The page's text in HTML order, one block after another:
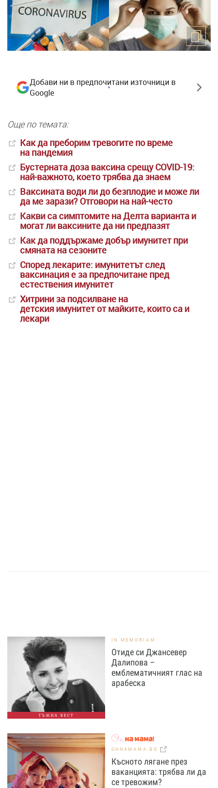
Добави ни в предпочитани източници в
Google
Още по темата:
Как да преборим тревогите по време
на пандемия
Бустерната доза ваксина срещу COVID-19:
най-важното, което трябва да знаем
Ваксината води ли до безплодие и може ли
да ме зарази? Отговори на най-често
Какви са симптомите на Делта варианта и
могат ли ваксините да ни предпазят
Как да поддържаме добър имунитет при
смяната на сезоните
Според лекарите: имунитетът след
ваксинация е за предпочитане пред
естествения имунитет
Хитрини за подсилване на
детския имунитет от майките, които са и
лекари
ТЪЖНА ВЕСТ
IN MEMORIAM
Отиде си Джансевер
Далипова –
емблематичният глас на
арабеска
OHNAMAMA.BG
Късното лягане през
ваканцията: трябва ли да
се тревожим?